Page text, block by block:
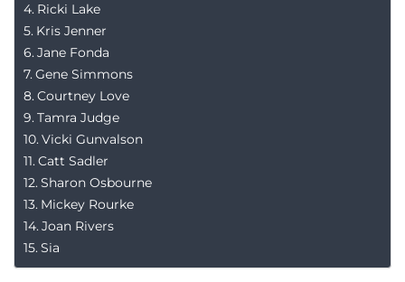
Ricki Lake
Kris Jenner
Jane Fonda
Gene Simmons
Courtney Love
Tamra Judge
Vicki Gunvalson
Catt Sadler
Sharon Osbourne
Mickey Rourke
Joan Rivers
Sia